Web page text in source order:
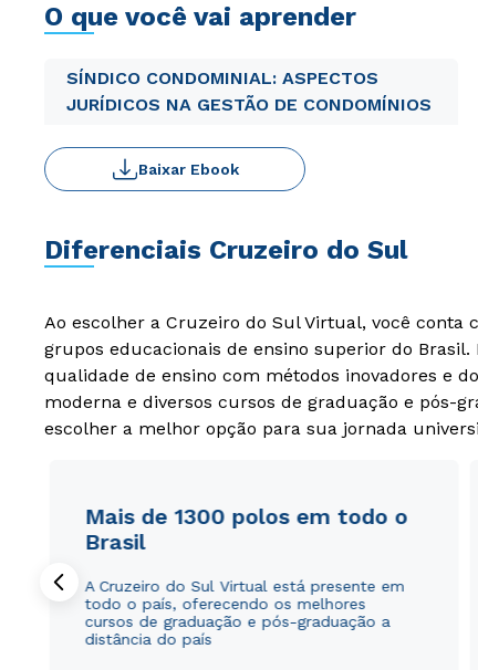
O que você vai aprender
SÍNDICO CONDOMINIAL: ASPECTOS
JURÍDICOS NA GESTÃO DE CONDOMÍNIOS
Baixar Ebook
Diferenciais Cruzeiro do Sul
Ao escolher a Cruzeiro do Sul Virtual, você
grupos educacionais de ensino superior do
qualidade de ensino com métodos inovadores e
moderna e diversos cursos de graduação e pós-
escolher a melhor opção para sua jornada
Mais de 1300 polos em todo o
Brasil
A Cruzeiro do Sul Virtual está presente em
todo o país, oferecendo os melhores
cursos de graduação e pós-graduação a
distância do país